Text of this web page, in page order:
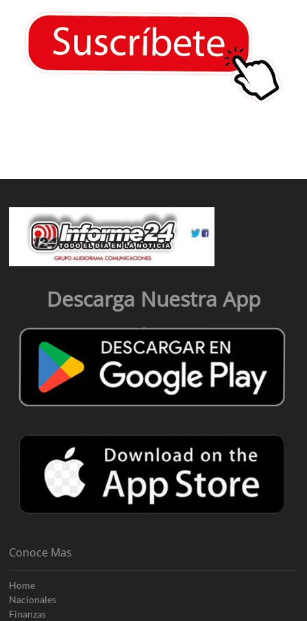
Descarga Nuestra App
Conoce Mas
Home
Nacionales
Finanzas